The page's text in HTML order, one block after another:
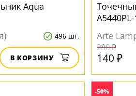
Aqua
496 шт.
В КОРЗИНУ
A5440PL-
Arte
280 ₽
140 ₽
-50%